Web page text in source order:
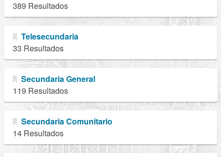
389 Resultados
Telesecundaria
33 Resultados
Secundaria General
119 Resultados
Secundaria Comunitario
14 Resultados